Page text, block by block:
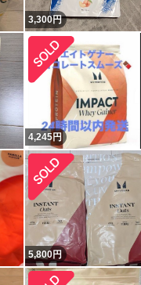
3,300円
4,245円
5,800円